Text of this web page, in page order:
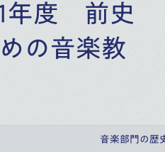
年度 前史
の音楽教
音楽部門の歴